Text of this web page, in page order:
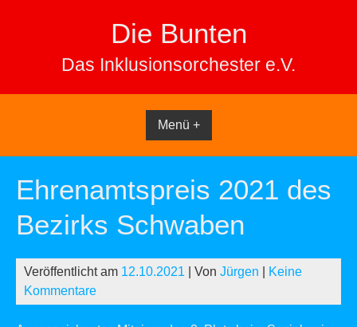
Die Bunten
Das Inklusionsorchester e.V.
Menü +
Ehrenamtspreis 2021 des
Bezirks Schwaben
Veröffentlicht am 12.10.2021 | Von Jürgen
Keine
Kommentare